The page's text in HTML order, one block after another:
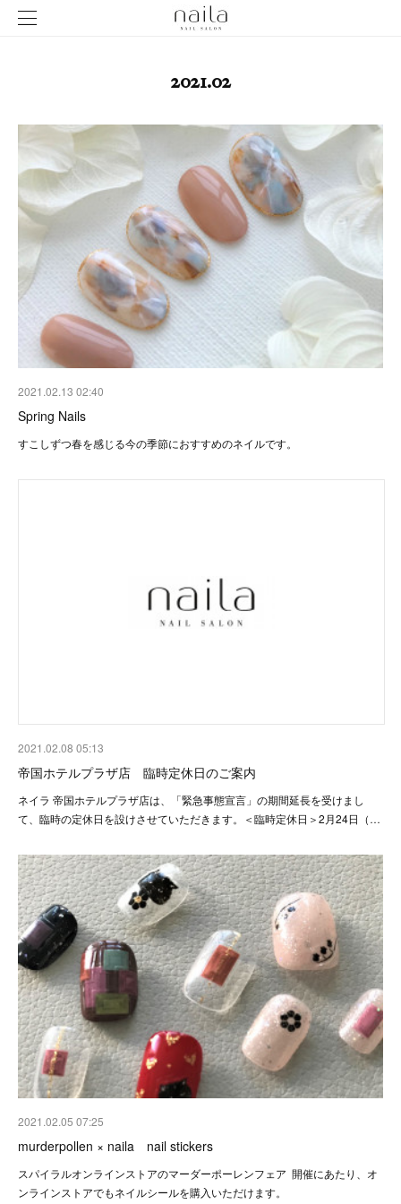
2021.02
2021.02.13 02:40
Spring Nails
すこしずつ春を感じる今の季節におすすめのネイルです。
2021.02.08 05:13
帝国ホテルプラザ店 臨時定休日のご案内
ネイラ 帝国ホテルプラザ店は、「緊急事態宣言」の期間延長を受けまし
て、臨時の定休日を設けさせていただきます。＜臨時定休日＞2月24日（…
2021.02.05 07:25
murderpollen × naila nail stickers
スパイラルオンラインストアのマーダーポーレンフェア 開催にあたり、オ
ンラインストアでもネイルシールを購入いただけます。